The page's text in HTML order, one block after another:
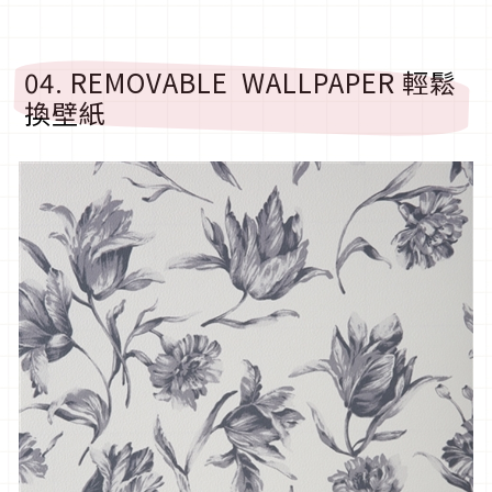
04. REMOVABLE WALLPAPER 輕鬆
換壁紙